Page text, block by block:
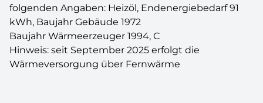
folgenden Angaben: Heizöl, Endenergiebedarf 91
kWh, Baujahr Gebäude 1972
Baujahr Wärmeerzeuger 1994, C
Hinweis: seit September 2025 erfolgt die
Wärmeversorgung über Fernwärme